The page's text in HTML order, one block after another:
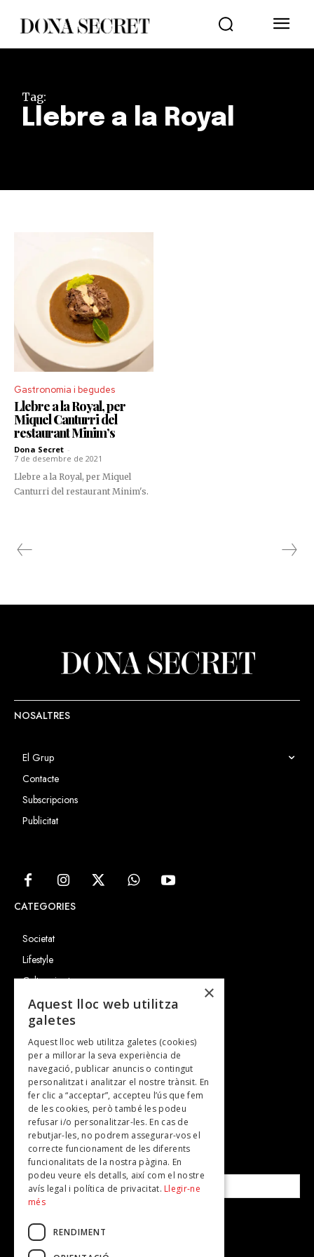
Tag:
Llebre a la Royal
Gastronomia i begudes
Llebre a la Royal, per
Miquel Canturri del
restaurant Minim’s
Dona Secret -
7 de desembre de 2021
Llebre a la Royal, per Miquel
Canturri del restaurant Minim's.
NOSALTRES
El Grup
Contacte
Subscripcions
Publicitat
CATEGORIES
Societat
Lifestyle
Cultura i art
Entrevistes
Gastronomia
TV
Plans per fer
Revistes
SUBSCRIU-TE A LA NOSTRA NEWSLETTER!
Correu electrònic*
Accepto lapolítica de privacitat
×
Aquest lloc web utilitza
galetes
Aquest lloc web utilitza galetes (cookies)
per a millorar la seva experiència de
navegació, publicar anuncis o contingut
personalitzat i analitzar el nostre trànsit. En
fer clic a “acceptar”, accepteu l’ús que fem
de les cookies, però també les podeu
refusar i/o personalitzar-les. En cas de
rebutjar-les, no podrem assegurar-vos el
correcte funcionament de les diferents
funcionalitats de la nostra pàgina. En
podeu veure els detalls, així com el nostre
avís legal i política de privacitat. Llegir-ne
més
RENDIMENT